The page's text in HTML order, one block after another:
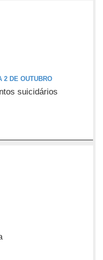
2 DE OUTUBRO
suicidários